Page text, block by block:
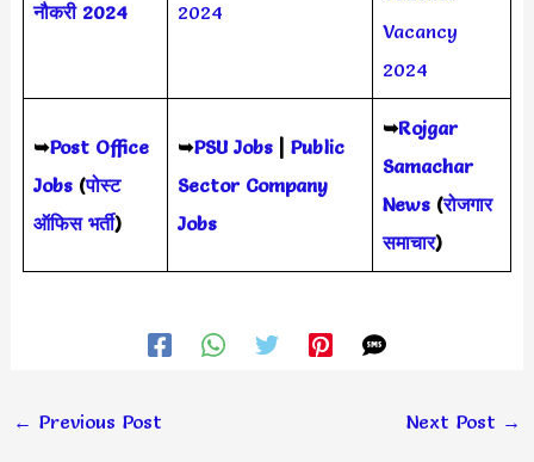
नौकरी 2024
2024
Vacancy
2024
➥Post Office
Jobs(पोस्ट
ऑफिस भर्ती)
➥PSU Jobs| Public
Sector Company
Jobs
➥Rojgar
Samachar
News(रोजगार
समाचार)
← Previous Post Next Post →